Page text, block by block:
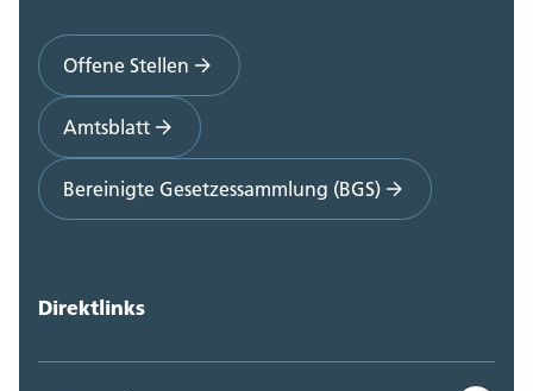
Offene Stellen
Amtsblatt
Bereinigte Gesetzessammlung (BGS)
Direktlinks